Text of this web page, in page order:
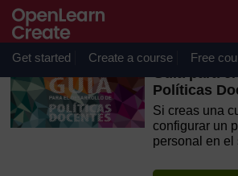
Salta al contenido principal
OpenLearn Create will be unavailable
August 2026 from 8am to 10.30am
maintenance.
Get started Create a course Free
Guía para
Políticas
Si creas una
configurar un
personal en el